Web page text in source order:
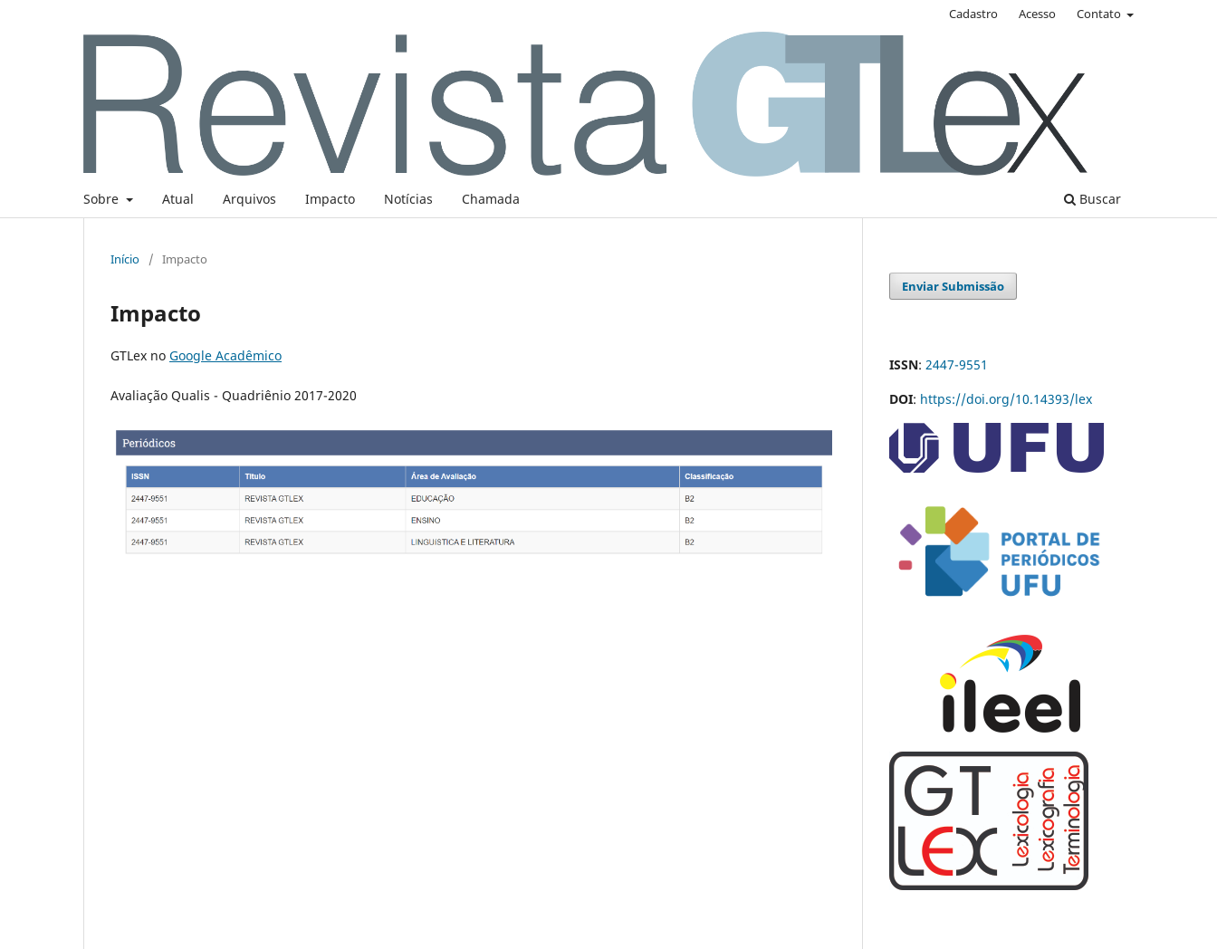
Sobre Atual Arquivos Impacto Notícias Chamada Buscar
Cadastro Acesso Contato
Início / Impacto
Impacto
GTLex no Google Acadêmico
Avaliação Qualis - Quadriênio 2017-2020
Enviar Submissão
ISSN: 2447-9551
DOI: https://doi.org/10.14393/lex